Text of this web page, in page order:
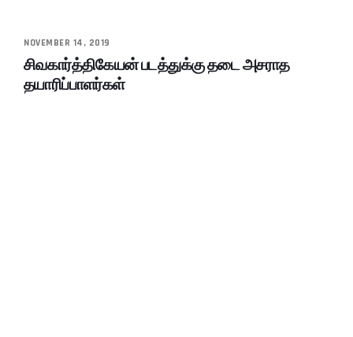
NOVEMBER 14, 2019
சிவகார்த்திகேயன் படத்துக்கு தடை அசராத
தயாரிப்பாளர்கள்